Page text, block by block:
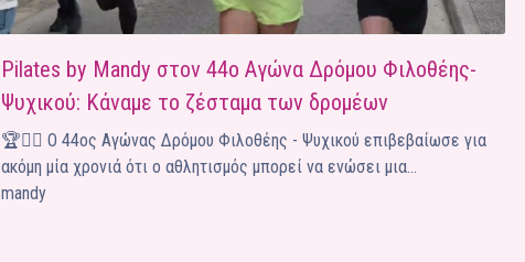
Κορυδαλλό
ΠΕΥ
ΠΕΥΚΗ
Η εξέλιξη της ευεξίας στην Πεύκη
ΠΣ
ΠΕΡΙΣΤΈΡΙNEOΣ ΧΩΡΟΣ
Προορισμός Pilates στην Καρδιά της Πόλης
Pilates by Mandy στον 44ο Αγώνα Δρόμου Φιλοθέης-
Ψυχικού: Κάναμε το ζέσταμα των δρομέων
🏆🏃‍♂️ Ο 44ος Αγώνας Δρόμου Φιλοθέης - Ψυχικού επιβεβαίωσε για
ακόμη μία χρονιά ότι ο αθλητισμός μπορεί να ενώσει μια…
mandy